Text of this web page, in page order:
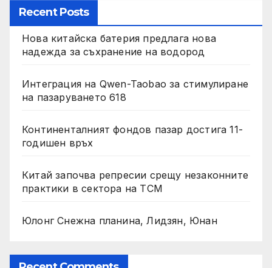
Recent Posts
Нова китайска батерия предлага нова
надежда за съхранение на водород
Интеграция на Qwen-Taobao за стимулиране
на пазаруването 618
Континенталният фондов пазар достига 11-
годишен връх
Китай започва репресии срещу незаконните
практики в сектора на TCM
Юлонг Снежна планина, Лидзян, Юнан